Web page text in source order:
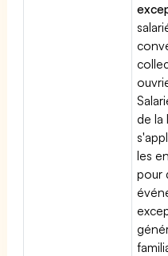
de la
les
pour